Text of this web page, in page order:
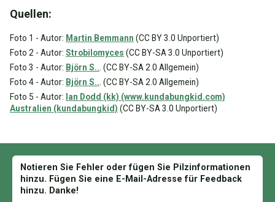
Quellen:
Foto 1 - Autor: Martin Bemmann (CC BY 3.0 Unportiert)
Foto 2 - Autor: Strobilomyces (CC BY-SA 3.0 Unportiert)
Foto 3 - Autor: Björn S.. . (CC BY-SA 2.0 Allgemein)
Foto 4 - Autor: Björn S.. . (CC BY-SA 2.0 Allgemein)
Foto 5 - Autor: Ian Dodd (kk) (www.kundabungkid.com)
Australien (kundabungkid) (CC BY-SA 3.0 Unportiert)